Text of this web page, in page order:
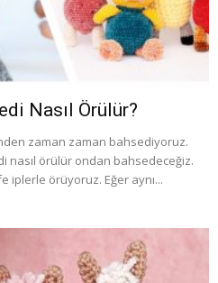
Nasıl Örülür?
zaman zaman bahsediyoruz.
nasıl örülür ondan bahsedeceğiz.
iplerle örüyoruz. Eğer aynı...